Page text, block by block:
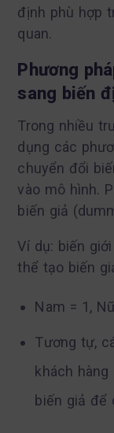
định phù hợp
quan.
Phương
sang biến
Trong nhiều
dụng các
chuyển đổi
vào mô hình.
biến giả
Ví dụ: biến
thể tạo biến
Nam = 1,
Tương tự,
khách
biến giả để